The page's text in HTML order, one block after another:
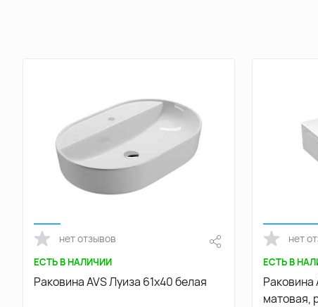
нет отзывов
ЕСТЬ В НАЛИЧИИ
Раковина AVS Луиза 61х40 белая
нет
ЕСТЬ В
Раковина
матовая,